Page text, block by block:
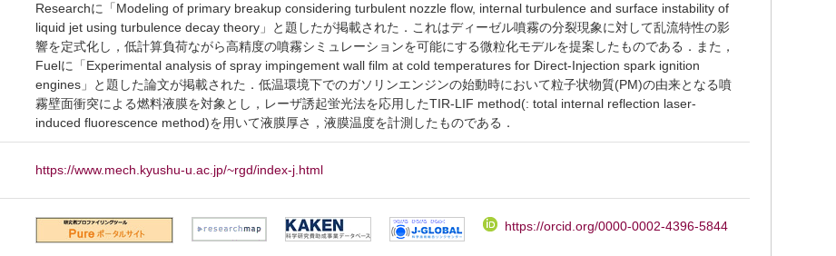
Researchに「Modeling of primary breakup considering turbulent nozzle flow, internal turbulence and surface instability of
liquid jet using turbulence decay theory」と題したが掲載された．これはディーゼル噴霧の分裂現象に対して乱流特性の影
響を定式化し，低計算負荷ながら高精度の噴霧シミュレーションを可能にする微粒化モデルを提案したものである．また，
Fuelに「Experimental analysis of spray impingement wall film at cold temperatures for Direct-Injection spark ignition
engines」と題した論文が掲載された．低温環境下でのガソリンエンジンの始動時において粒子状物質(PM)の由来となる噴
霧壁面衝突による燃料液膜を対象とし，レーザ誘起蛍光法を応用したTIR-LIF method(: total internal reflection laser-
induced fluorescence method)を用いて液膜厚さ，液膜温度を計測したものである．
https://www.mech.kyushu-u.ac.jp/~rgd/index-j.html
https://orcid.org/0000-0002-4396-5844